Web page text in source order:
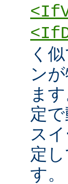
く
ン
ま
定
ス
定
す。